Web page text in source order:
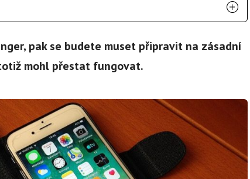
pak se budete muset připravit na zásadní
mohl přestat fungovat.